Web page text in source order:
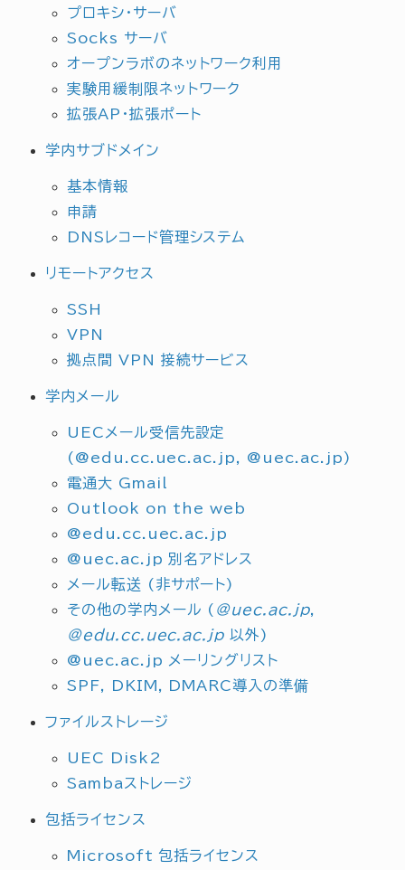
プロキシ・サーバ
Socks サーバ
オープンラボのネットワーク利用
実験用緩制限ネットワーク
拡張AP・拡張ポート
学内サブドメイン
基本情報
申請
DNSレコード管理システム
リモートアクセス
SSH
VPN
拠点間 VPN 接続サービス
学内メール
UECメール受信先設定
(@edu.cc.uec.ac.jp, @uec.ac.jp)
電通大 Gmail
Outlook on the web
@edu.cc.uec.ac.jp
@uec.ac.jp 別名アドレス
メール転送 (非サポート)
その他の学内メール ( @uec.ac.jp,
@edu.cc.uec.ac.jp 以外)
@uec.ac.jp メーリングリスト
SPF, DKIM, DMARC導入の準備
ファイルストレージ
UEC Disk2
Sambaストレージ
包括ライセンス
Microsoft 包括ライセンス